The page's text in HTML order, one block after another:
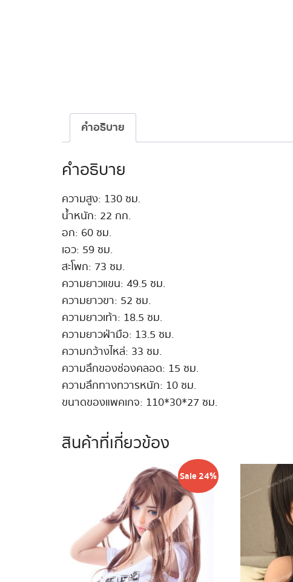
คำอธิบาย
คำอธิบาย
ความสูง: 130 ซม.
น้ำหนัก: 22 กก.
อก: 60 ซม.
เอว: 59 ซม.
สะโพก: 73 ซม.
ความยาวแขน: 49.5 ซม.
ความยาวขา: 52 ซม.
ความยาวเท้า: 18.5 ซม.
ความยาวฝ่ามือ: 13.5 ซม.
ความกว้างไหล่: 33 ซม.
ความลึกของช่องคลอด: 15 ซม.
ความลึกทางทวารหนัก: 10 ซม.
ขนาดของแพคเกจ: 110*30*27 ซม.
สินค้าที่เกี่ยวข้อง
Sale 24%